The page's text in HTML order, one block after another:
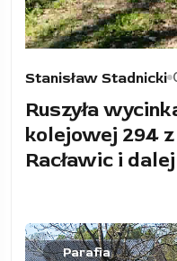
Stanisław Stadnicki
Ruszyła
kolejowej 294 z
Racławic i
Parafia